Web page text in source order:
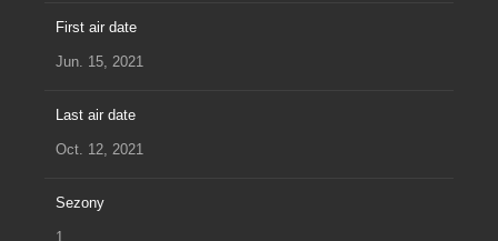
First air date
Jun. 15, 2021
Last air date
Oct. 12, 2021
Sezony
1